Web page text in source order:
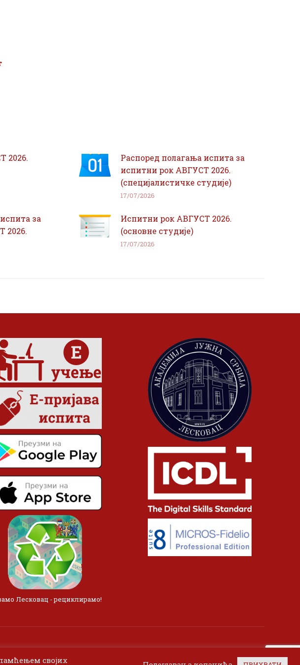
2026.
Распоред полагања испита за
испитни рок АВГУСТ 2026.
(специјалистичке студије)
17/07/2026
за
2026.
Испитни рок АВГУСТ 2026.
(основне студије)
17/07/2026
Лесковац - рециклирамо!
својих